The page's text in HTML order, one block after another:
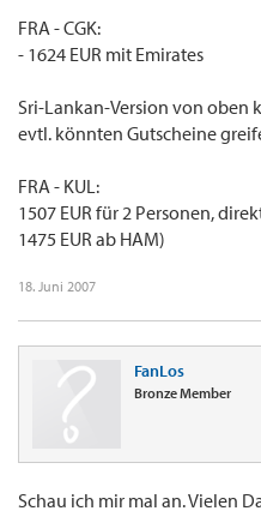
FRA - CGK:
- 1624 EUR mit Emirates
Sri-Lankan-Version von oben
evtl. könnten Gutscheine
FRA - KUL:
1507 EUR für 2 Personen,
1475 EUR ab HAM)
18. Juni 2007
FanLos
Bronze Member
Schau ich mir mal an. Vielen